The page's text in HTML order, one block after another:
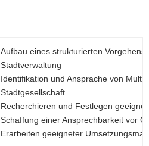
Aufbau eines strukturierten
Stadtverwaltung
Identifikation und Ansprache von
Stadtgesellschaft
Recherchieren und Festlegen
Schaffung einer Ansprechbarkeit vor
Erarbeiten geeigneter